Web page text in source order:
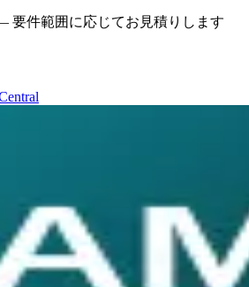
要件範囲に応じてお見積りします